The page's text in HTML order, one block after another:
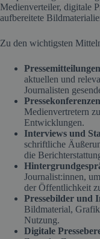
Medienverteiler, digitale
aufbereitete
Zu den wichtigsten
Pressemitteilungen
aktuellen und
Journalisten
Pressekonferenzen
Medienvertretern
Entwicklungen.
Interviews und
schriftliche
die
Journalist:innen,
der Öffentlichkeit
Pressebilder und
Bildmaterial,
Nutzung.
Digitale